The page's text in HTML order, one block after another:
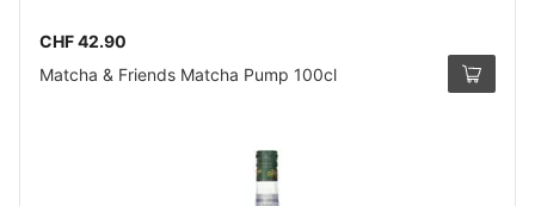
CHF 42.90
Matcha & Friends Matcha Pump 100cl